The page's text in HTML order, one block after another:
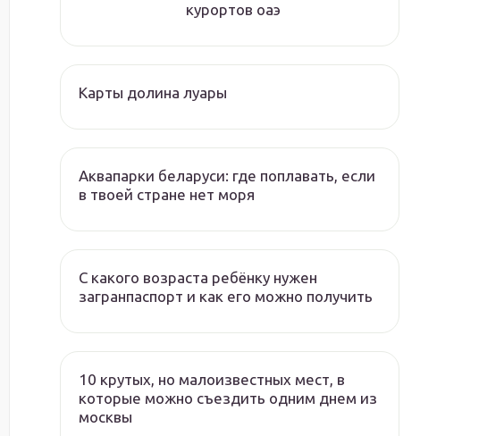
курортов оаэ
Карты долина луары
Аквапарки беларуси: где поплавать, если
в твоей стране нет моря
С какого возраста ребёнку нужен
загранпаспорт и как его можно получить
10 крутых, но малоизвестных мест, в
которые можно съездить одним днем из
москвы